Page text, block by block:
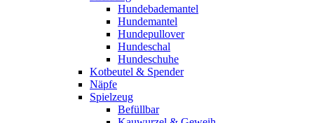
Hundebademantel
Hundemantel
Hundepullover
Hundeschal
Hundeschuhe
Kotbeutel & Spender
Näpfe
Spielzeug
Befüllbar